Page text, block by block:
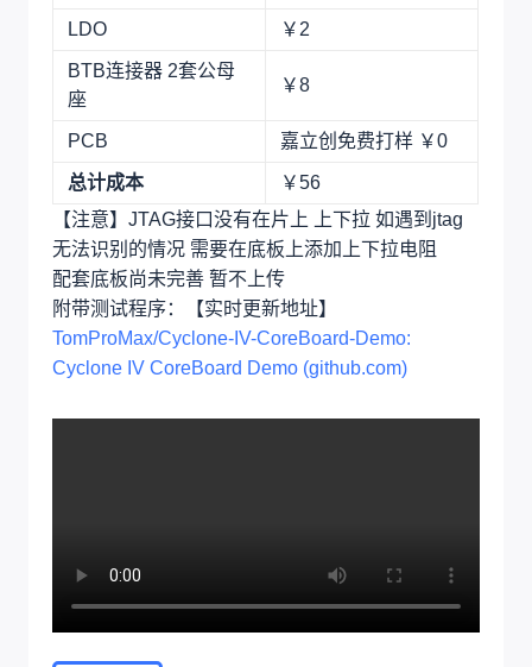
LDO ￥2
BTB连接器 2套公母
座
￥8
PCB 嘉立创免费打样 ￥0
总计成本
￥56
【注意】JTAG接口没有在片上 上下拉 如遇到jtag
无法识别的情况 需要在底板上添加上下拉电阻
配套底板尚未完善 暂不上传
附带测试程序：【实时更新地址】
TomProMax/Cyclone-IV-CoreBoard-Demo:
Cyclone IV CoreBoard Demo (github.com)